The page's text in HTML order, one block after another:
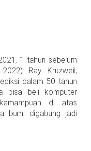
1 tahun sebelum
Ray Kruzweil,
dalam 50 tahun
bisa beli komputer
di atas
bumi digabung jadi